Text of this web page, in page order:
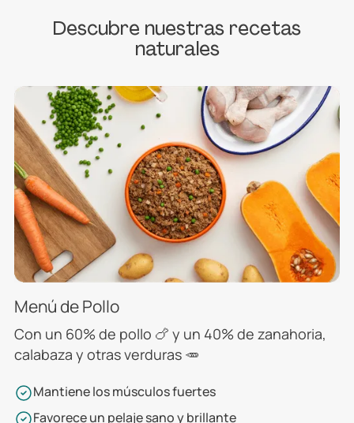
Descubre nuestras recetas
naturales
Menú de Pollo
Con un 60% de pollo 🍗 y un 40% de zanahoria,
calabaza y otras verduras 🥕
Mantiene los músculos fuertes
Favorece un pelaje sano y brillante